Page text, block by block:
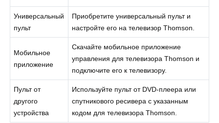
Универсальный
пульт
Приобретите универсальный пульт и
настройте его на телевизор Thomson.
Мобильное
приложение
Скачайте мобильное приложение
управления для телевизора Thomson и
подключите его к телевизору.
Пульт от
другого
устройства
Используйте пульт от DVD-плеера или
спутникового ресивера с указанным
кодом для телевизора Thomson.